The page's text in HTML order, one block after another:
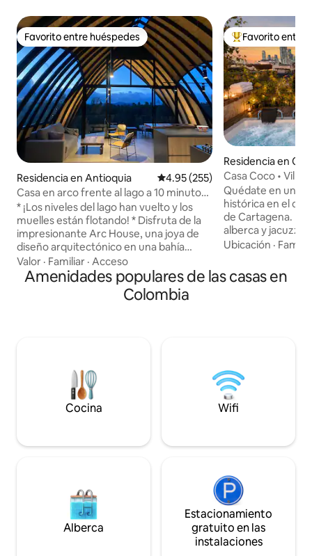
Favorito entre huéspedes
Favorito entre huéspedes
Residencia en Antioquia Calificación promedio: 4.95 de
4.95 (255)
Casa en arco frente al lago a 10 minutos
de Guatapé, con acceso al lago
* ¡Los niveles del lago han vuelto y los
muelles están flotando! * Disfruta de la
impresionante Arc House, una joya de
diseño arquitectónico en una bahía
privada, a solo 10 minutos de Guatape.
Las paredes de cristal, los techos de 6
metros y las vistas panorámicas a la
naturaleza la hacen verdaderamente
complementada con una mesa de
comedor para 6 personas y un balcón
con vistas al lago.
Valor · Familiar · Acceso
De los mejores
Favorito entre
Residencia en
Casa Coco • Villa
jacuzzi en la
Quédate en una
histórica en el
de Cartagena.
alberca y jacuzzi
para días
Getsemaní, a
restaurantes,
Ubicación ·
Amenidades populares de las casas en
Colombia
Cocina Wifi
Alberca
Estacionamiento
gratuito en las
instalaciones